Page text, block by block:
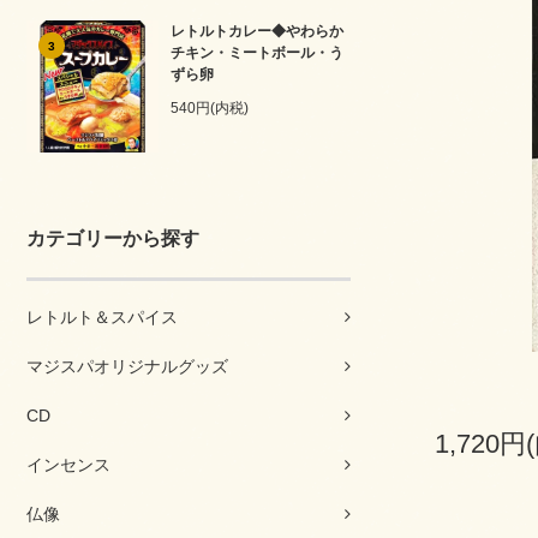
3
レトルトカレー◆やわらか
チキン・ミートボール・う
ずら卵
540円(内税)
カテゴリーから探す
レトルト＆スパイス
マジスパオリジナルグッズ
CD
インセンス
仏像
1,720円